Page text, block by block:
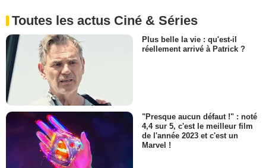
Toutes les actus Ciné & Séries
Plus belle la vie : qu'est-il
réellement arrivé à Patrick ?
"Presque aucun défaut !" : noté
4,4 sur 5, c'est le meilleur film
de l'année 2023 et c'est un
Marvel !